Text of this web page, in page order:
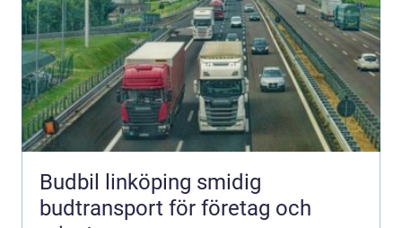
Budbil linköping smidig
budtransport för företag och